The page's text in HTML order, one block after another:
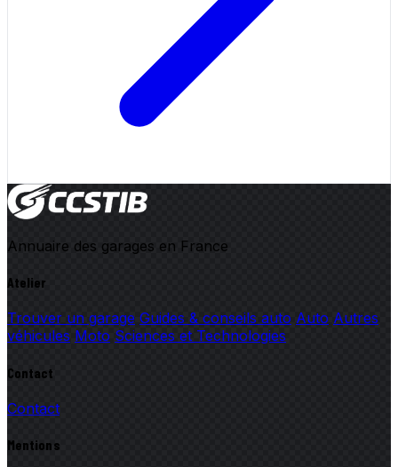
Annuaire des garages en France
Atelier
Trouver un garage Guides & conseils auto Auto Autres
véhicules Moto Sciences et Technologies
Contact
Contact
Mentions